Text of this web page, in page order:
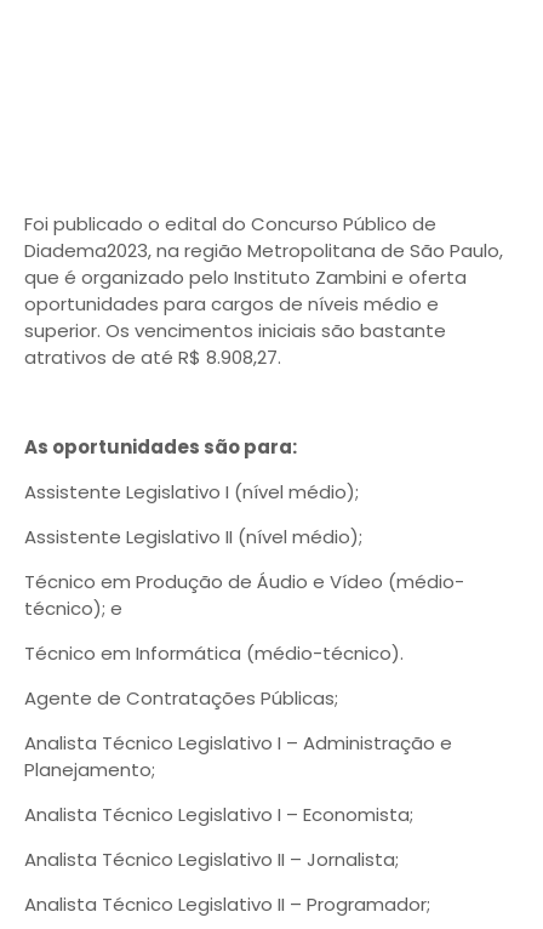
Foi publicado o edital do Concurso Público de
Diadema2023, na região Metropolitana de São Paulo,
que é organizado pelo Instituto Zambini e oferta
oportunidades para cargos de níveis médio e
superior. Os vencimentos iniciais são bastante
atrativos de até R$ 8.908,27.
As oportunidades são para:
Assistente Legislativo I (nível médio);
Assistente Legislativo II (nível médio);
Técnico em Produção de Áudio e Vídeo (médio-
técnico); e
Técnico em Informática (médio-técnico).
Agente de Contratações Públicas;
Analista Técnico Legislativo I – Administração e
Planejamento;
Analista Técnico Legislativo I – Economista;
Analista Técnico Legislativo II – Jornalista;
Analista Técnico Legislativo II – Programador;